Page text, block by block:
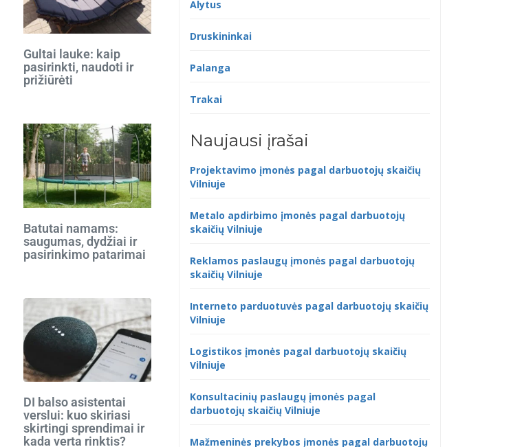
Gultai lauke: kaip
pasirinkti, naudoti ir
prižiūrėti
Batutai namams:
saugumas, dydžiai ir
pasirinkimo patarimai
DI balso asistentai
verslui: kuo skiriasi
skirtingi sprendimai ir
kada verta rinktis?
Alytus
Druskininkai
Palanga
Trakai
Naujausi įrašai
Projektavimo įmonės pagal darbuotojų skaičių
Vilniuje
Metalo apdirbimo įmonės pagal darbuotojų
skaičių Vilniuje
Reklamos paslaugų įmonės pagal darbuotojų
skaičių Vilniuje
Interneto parduotuvės pagal darbuotojų skaičių
Vilniuje
Logistikos įmonės pagal darbuotojų skaičių
Vilniuje
Konsultacinių paslaugų įmonės pagal
darbuotojų skaičių Vilniuje
Mažmeninės prekybos įmonės pagal darbuotojų